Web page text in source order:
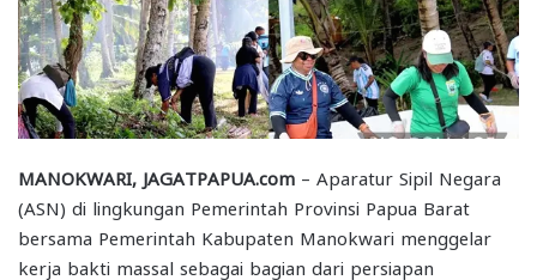
MANOKWARI, JAGATPAPUA.com – Aparatur Sipil Negara
(ASN) di lingkungan Pemerintah Provinsi Papua Barat
bersama Pemerintah Kabupaten Manokwari menggelar
kerja bakti massal sebagai bagian dari persiapan